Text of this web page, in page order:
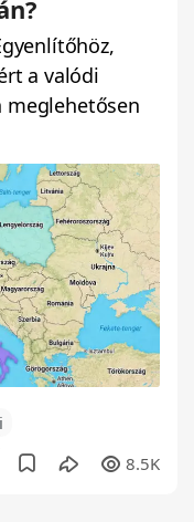
a valódi
meglehetősen
8.5K